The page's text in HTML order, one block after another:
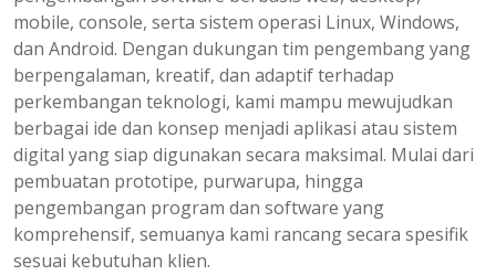
mobile, console, serta sistem operasi Linux, Windows,
dan Android. Dengan dukungan tim pengembang yang
berpengalaman, kreatif, dan adaptif terhadap
perkembangan teknologi, kami mampu mewujudkan
berbagai ide dan konsep menjadi aplikasi atau sistem
digital yang siap digunakan secara maksimal. Mulai dari
pembuatan prototipe, purwarupa, hingga
pengembangan program dan software yang
komprehensif, semuanya kami rancang secara spesifik
sesuai kebutuhan klien.